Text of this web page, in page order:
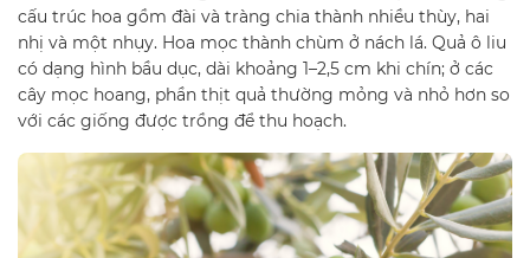
cấu trúc hoa gồm đài và tràng chia thành nhiều thùy, hai
nhị và một nhụy. Hoa mọc thành chùm ở nách lá. Quả ô liu
có dạng hình bầu dục, dài khoảng 1–2,5 cm khi chín; ở các
cây mọc hoang, phần thịt quả thường mỏng và nhỏ hơn so
với các giống được trồng để thu hoạch.